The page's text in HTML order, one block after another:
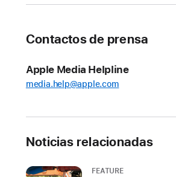
Contactos de prensa
Apple Media Helpline
media.help@apple.com
Noticias relacionadas
FEATURE